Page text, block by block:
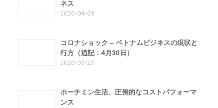
ネス
2020-04-08
コロナショック – ベトナムビジネスの現状と
行方（追記：4月30日）
2020-03-23
ホーチミン生活、圧倒的なコストパフォーマ
ンス